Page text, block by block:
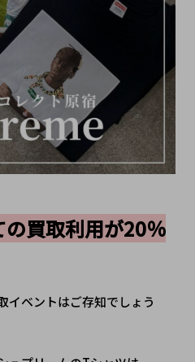
買取利用が20％
イベントはご存知でしょう